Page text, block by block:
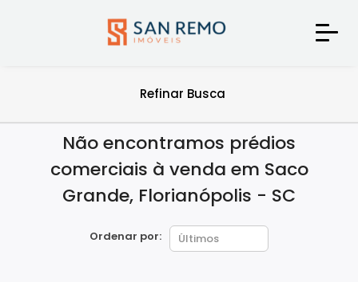
Refinar Busca
Não encontramos prédios
comerciais à venda em Saco
Grande, Florianópolis - SC
Ordenar por: